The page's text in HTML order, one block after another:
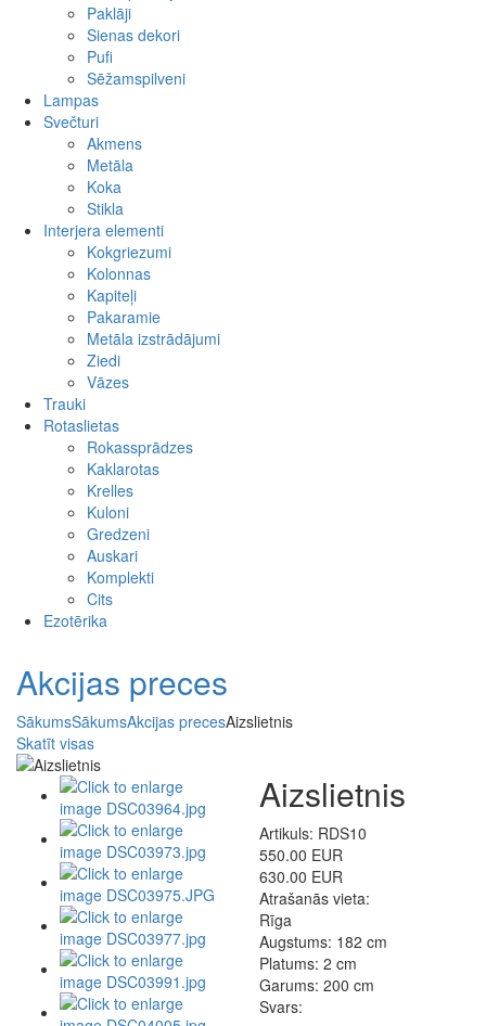
Paklāji
Sienas dekori
Pufi
Sēžamspilveni
Lampas
Svečturi
Akmens
Metāla
Koka
Stikla
Interjera elementi
Kokgriezumi
Kolonnas
Kapiteļi
Pakaramie
Metāla izstrādājumi
Ziedi
Vāzes
Trauki
Rotaslietas
Rokassprādzes
Kaklarotas
Krelles
Kuloni
Gredzeni
Auskari
Komplekti
Cits
Ezotērika
Akcijas preces
SākumsSākumsAkcijas precesAizslietnis
Skatīt visas
Aizslietnis
Artikuls: RDS10
550.00 EUR
630.00 EUR
Atrašanās vieta:
Rīga
Augstums: 182 cm
Platums: 2 cm
Garums: 200 cm
Svars: